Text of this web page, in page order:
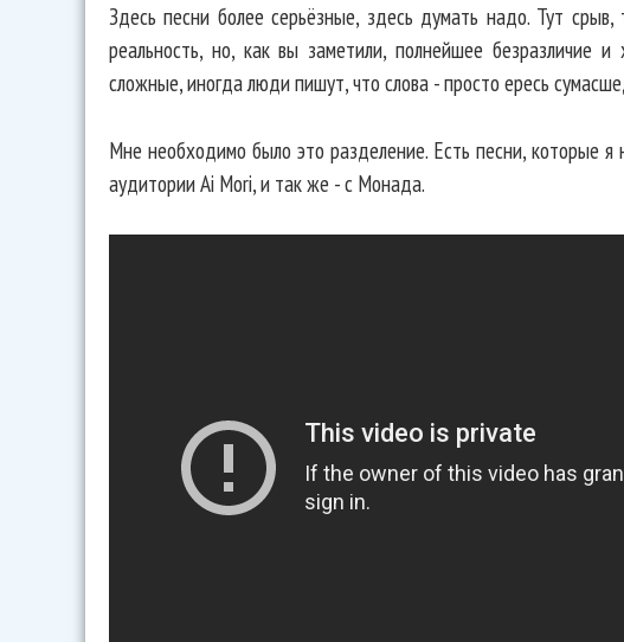
Здесь песни более серьёзные, здесь думать надо. Тут
реальность, но, как вы заметили, полнейшее безразличие
сложные, иногда люди пишут, что слова - просто ересь
Мне необходимо было это разделение. Есть песни, которые
аудитории Ai Mori, и так же - с Монада.